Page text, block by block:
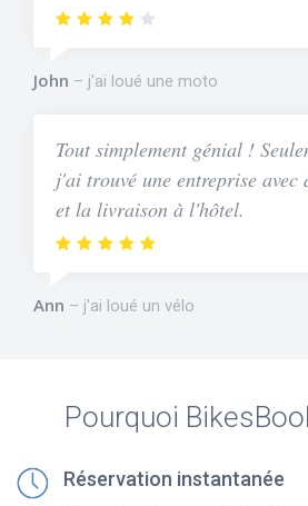
John j'ai loué une moto
Tout simplement génial !
j'ai trouvé une entreprise avec
et la livraison à l'hôtel.
Ann j'ai loué un vélo
Pourquoi
Réservation instantanée